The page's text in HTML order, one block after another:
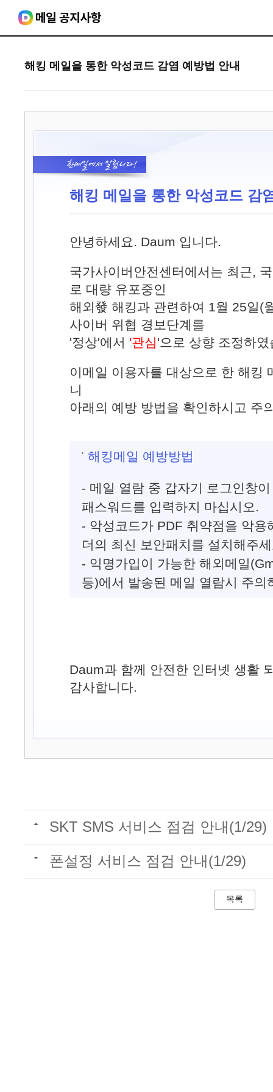
해킹 메일을 통한 악성코드 감염 예방법 안내
해킹 메일을 통한 악성코드 감
안녕하세요. Daum 입니다.
국가사이버안전센터에서는 최근,
로 대량 유포중인
해외發 해킹과 관련하여 1월 25일(
사이버 위협 경보단계를
'정상'에서 '관심'으로 상향 조정하였
이메일 이용자를 대상으로 한 해킹
니
아래의 예방 방법을 확인하시고 주
해킹메일 예방방법
- 메일 열람 중 갑자기 로그인창
패스워드를 입력하지 마십시오.
- 악성코드가 PDF 취약점을 악용
더의 최신 보안패치를 설치해주
- 익명가입이 가능한 해외메일
등)에서 발송된 메일 열람시 주의
Daum과 함께 안전한 인터넷 생활
감사합니다.
SKT SMS 서비스 점검 안내(1/29)
폰설정 서비스 점검 안내(1/29)
목록